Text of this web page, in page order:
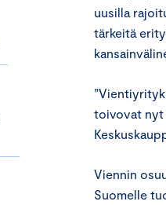
uusilla
tärkeitä
toivovat nyt
Viennin
Suomelle